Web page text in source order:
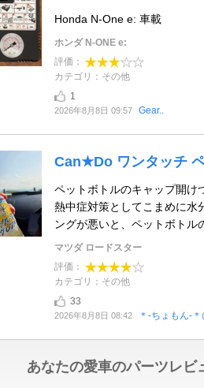
Honda N-One e: 車載
ホンダ N-ONE e:
評価：
カテゴリ：その他
1
2026年8月8日 09:57 Gear..
Can★Do ワンタッチ
ペットボトルのキャップ開け
熱中症対策としてこまめに水
ングが悪いと、ペットボトル
マツダ ロードスター
評価：
カテゴリ：その他
33
2026年8月8日 08:42 ＊-ちょもん-
あなたの愛車のパーツレビ